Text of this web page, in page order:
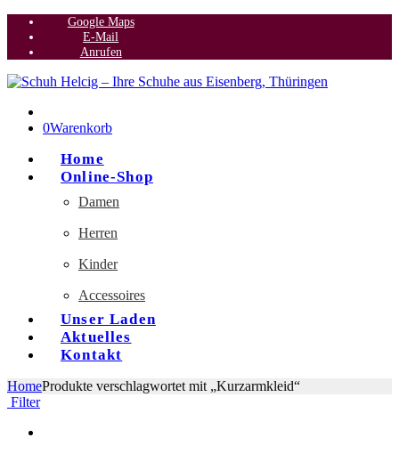
Google Maps
E-Mail
Anrufen
0Warenkorb
Home
Online-Shop
Damen
Herren
Kinder
Accessoires
Unser Laden
Aktuelles
Kontakt
HomeProdukte verschlagwortet mit „Kurzarmkleid“
Filter